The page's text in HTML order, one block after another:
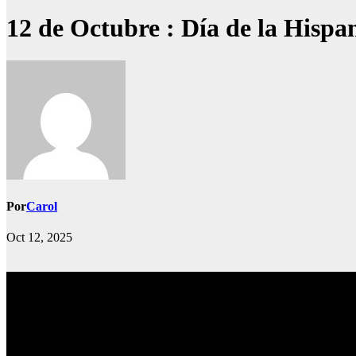
12 de Octubre : Día de la
PorCarol
Oct 12, 2025